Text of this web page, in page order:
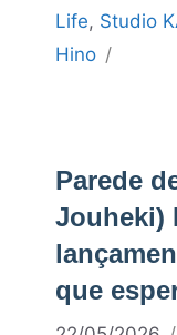
Life, Studio
Hino
Parede
Jouheki)
que